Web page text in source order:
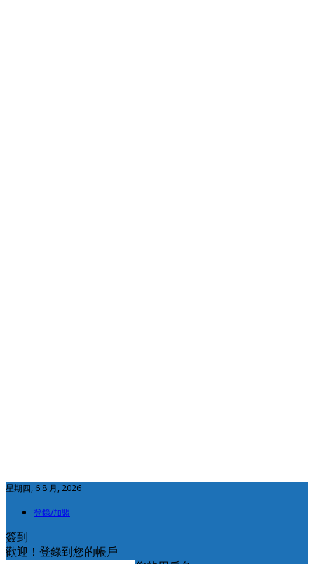
星期四, 6 8 月, 2026
登錄/加盟
簽到
歡迎！登錄到您的帳戶